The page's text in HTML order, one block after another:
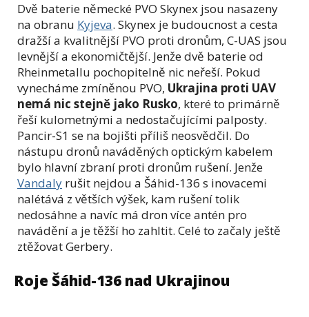
Dvě baterie německé PVO Skynex jsou nasazeny
na obranu Kyjeva. Skynex je budoucnost a cesta
dražší a kvalitnější PVO proti dronům, C-UAS jsou
levnější a ekonomičtější. Jenže dvě baterie od
Rheinmetallu pochopitelně nic neřeší. Pokud
vynecháme zmíněnou PVO, Ukrajina proti UAV
nemá nic stejně jako Rusko, které to primárně
řeší kulometnými a nedostačujícími palposty.
Pancir-S1 se na bojišti příliš neosvědčil. Do
nástupu dronů naváděných optickým kabelem
bylo hlavní zbraní proti dronům rušení. Jenže
Vandaly rušit nejdou a Šáhid-136 s inovacemi
nalétává z větších výšek, kam rušení tolik
nedosáhne a navíc má dron více antén pro
navádění a je těžší ho zahltit. Celé to začaly ještě
ztěžovat Gerbery.
Roje Šáhid-136 nad Ukrajinou